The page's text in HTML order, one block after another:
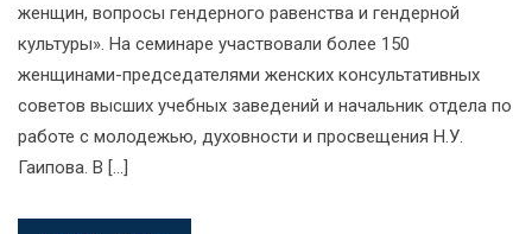
женщин, вопросы гендерного равенства и гендерной
культуры». На семинаре участвовали более 150
женщинами-председателями женских консультативных
советов высших учебных заведений и начальник отдела по
работе с молодежью, духовности и просвещения Н.У.
Гаипова. В […]